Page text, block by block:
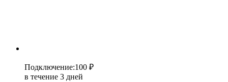
Подключение:100 ₽
в течение 3 дней